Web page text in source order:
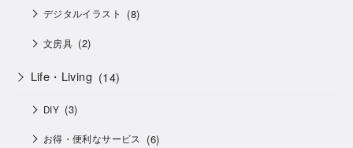
デジタルイラスト (8)
文房具 (2)
Life・Living (14)
DIY (3)
お得・便利なサービス (6)